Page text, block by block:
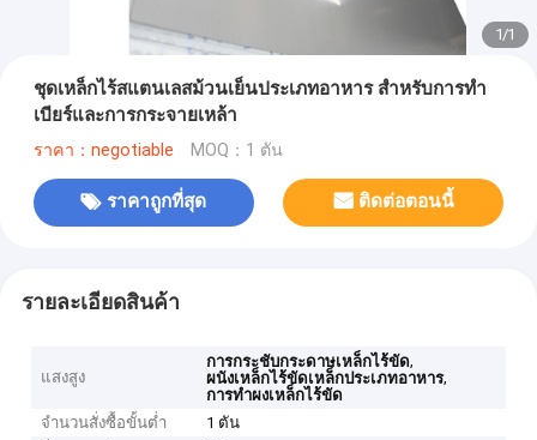
1/1
ชุดเหล็กไร้สแตนเลสม้วนเย็นประเภทอาหาร สําหรับการทํา
เบียร์และการกระจายเหล้า
ราคา：negotiable MOQ：1 ตัน
ราคาถูกที่สุด ติดต่อตอนนี้
รายละเอียดสินค้า
แสงสูง
การกระชับกระดาษเหล็กไร้ขัด,
ผนังเหล็กไร้ขัดเหล็กประเภทอาหาร,
การทําผงเหล็กไร้ขัด
จำนวนสั่งซื้อขั้นต่ำ
1 ตัน